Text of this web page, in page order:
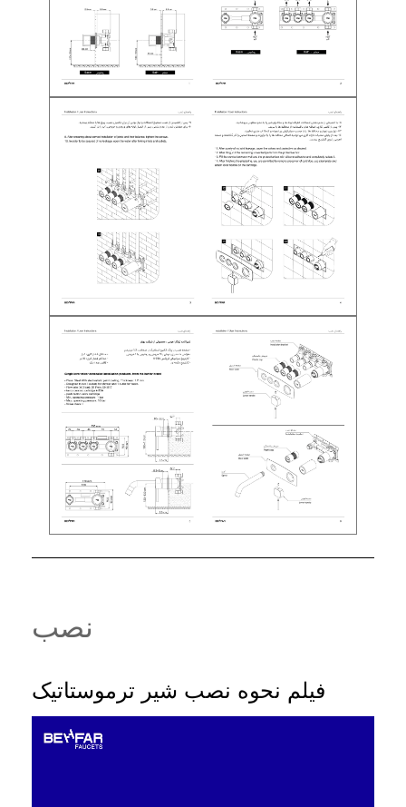
نصب
فیلم نحوه نصب شیر ترموستاتیک